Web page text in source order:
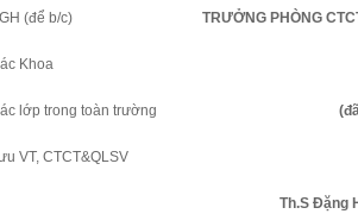
(để b/c)
Khoa
lớp trong toàn trường
VT, CTCT&QLSV
TRƯỞNG PHÒNG
Th.S Đặng